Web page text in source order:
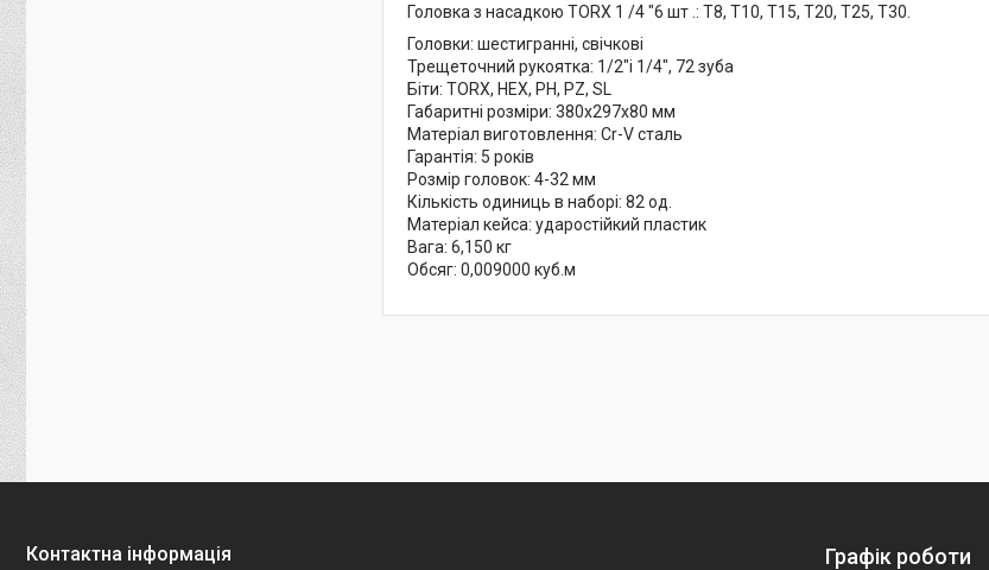
Головка з насадкою TORX 1 /4 "6 шт .: T8, T10, T15, T20, T25, T30.
Головки: шестигранні, свічкові
Трещеточний рукоятка: 1/2"і 1/4", 72 зуба
Біти: TORX, HEX, PH, PZ, SL
Габаритні розміри: 380х297х80 мм
Матеріал виготовлення: Cr-V сталь
Гарантія: 5 років
Розмір головок: 4-32 мм
Кількість одиниць в наборі: 82 од.
Матеріал кейса: ударостійкий пластик
Вага: 6,150 кг
Обсяг: 0,009000 куб.м
Графік роботи